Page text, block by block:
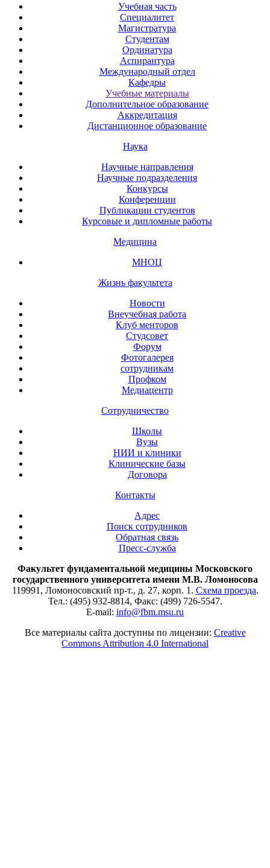
Учебная часть
Специалитет
Магистратура
Студентам
Ординатура
Аспирантура
Международный отдел
Кафедры
Учебные материалы
Дополнительное образование
Аккредитация
Дистанционное образование
Наука
Научные направления
Научные подразделения
Конкурсы
Конференции
Публикации студентов
Курсовые и дипломные работы
Медицина
МНОЦ
Жизнь факультета
Новости
Внеучебная работа
Клуб менторов
Студсовет
Форум
Фотогалерея
сотрудникам
Профком
Медиацентр
Сотрудничество
Школы
Вузы
НИИ и клиники
Клинические базы
Договора
Контакты
Адрес
Поиск сотрудников
Обратная связь
Пресс-служба
Факультет фундаментальной медицины Московского
государственного университета имени М.В. Ломоносова
119991, Ломоносовский пр-т., д. 27, корп. 1. Схема проезда.
Тел.: (495) 932-8814, Факс: (499) 726-5547.
E-mail: info@fbm.msu.ru
Все материалы сайта доступны по лицензии: Creative
Commons Attribution 4.0 International